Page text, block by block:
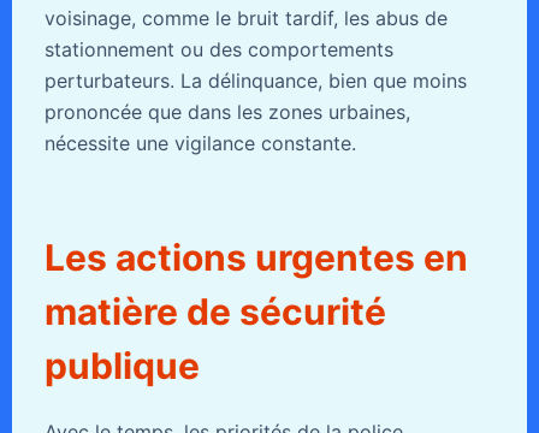
voisinage, comme le bruit tardif, les abus de
stationnement ou des comportements
perturbateurs. La délinquance, bien que moins
prononcée que dans les zones urbaines,
nécessite une vigilance constante.
Les actions urgentes en
matière de sécurité
publique